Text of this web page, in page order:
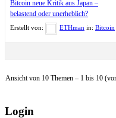
Bitcoin neue Kritik aus Japan –
belastend oder unerheblich?
Erstellt von: ETHman in: Bitcoin
Ansicht von 10 Themen – 1 bis 10
Login